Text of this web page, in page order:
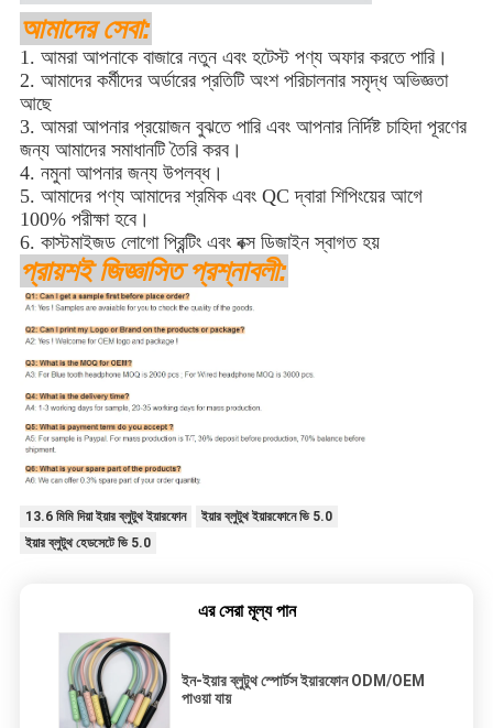
আমাদের সেবা:
1. আমরা আপনাকে বাজারে নতুন এবং হটেস্ট পণ্য অফার করতে পারি।
2. আমাদের কর্মীদের অর্ডারের প্রতিটি অংশ পরিচালনার সমৃদ্ধ অভিজ্ঞতা
আছে
3. আমরা আপনার প্রয়োজন বুঝতে পারি এবং আপনার নির্দিষ্ট চাহিদা পূরণের
জন্য আমাদের সমাধানটি তৈরি করব।
4. নমুনা আপনার জন্য উপলব্ধ।
5. আমাদের পণ্য আমাদের শ্রমিক এবং QC দ্বারা শিপিংয়ের আগে
100% পরীক্ষা হবে।
6. কাস্টমাইজড লোগো প্রিন্টিং এবং বক্স ডিজাইন স্বাগত হয়
প্রায়শই জিজ্ঞাসিত প্রশ্নাবলী:
13.6 মিমি দিয়া ইয়ার ব্লুটুথ ইয়ারফোন
ইয়ার ব্লুটুথ ইয়ারফোনে ভি 5.0
ইয়ার ব্লুটুথ হেডসেটে ভি 5.0
এর সেরা মূল্য পান
ইন-ইয়ার ব্লুটুথ স্পোর্টস ইয়ারফোন ODM/OEM
পাওয়া যায়